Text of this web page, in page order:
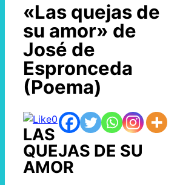
«Las quejas de
su amor» de
José de
Espronceda
(Poema)
0
LAS
QUEJAS DE SU
AMOR